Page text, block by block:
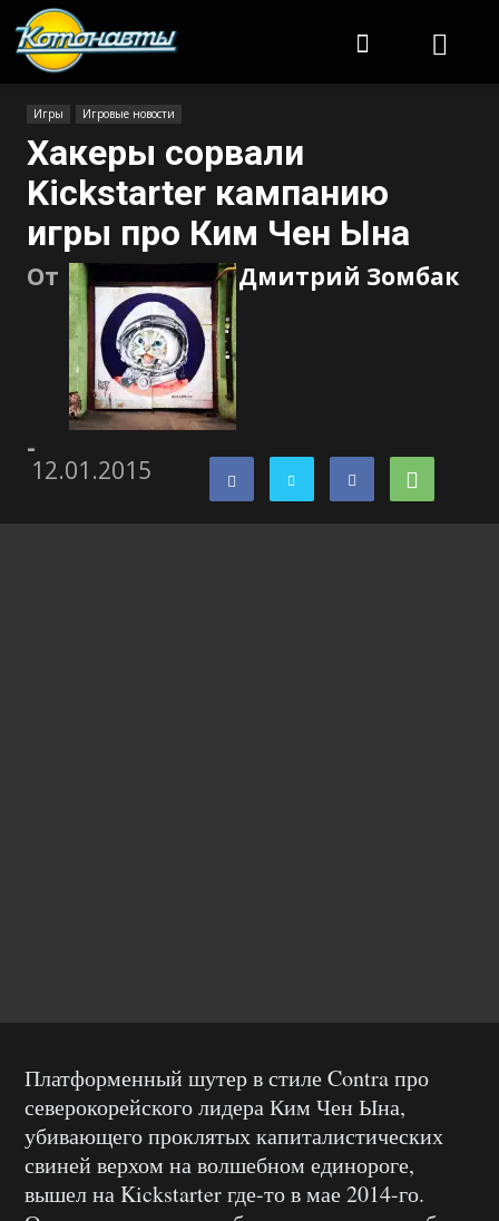
Игры Игровые новости
Хакеры сорвали
Kickstarter кампанию
игры про Ким Чен Ына
От Дмитрий Зомбак
-
12.01.2015
Платформенный шутер в стиле Contra про
северокорейского лидера Ким Чен Ына,
убивающего проклятых капиталистических
свиней верхом на волшебном единороге,
вышел на Kickstarter где-то в мае 2014-го.